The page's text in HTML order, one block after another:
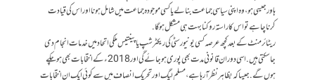
ہاور جیسی ہو، وہ اپنی سیاسی جماعت بنا لے یا کسی موجودہ جماعت میں شامل ہونا اور اس کی قیادت
کرنا چاہے تو اس کا راستہ روکنا بہت ہی مشکل ہوگا.
ریٹائرمنٹ کے بعد کچھ عرصہ کسی یونیورسٹی کی ریکٹر شپ یا پینتیس ملکی اتحاد میں خدمات انجام دی
جا سکتی ہیں. اسی دوران قانونی مدت بھی پوری ہو جائے گی اور 2018ء کے انتخابات بھی ہو چکے
ہوں گے. جیسا کہ بظاہر نظر آ رہا ہے، مسلم لیگ اور تحریک انصاف میں سے کوئی ایک ان انتخابات